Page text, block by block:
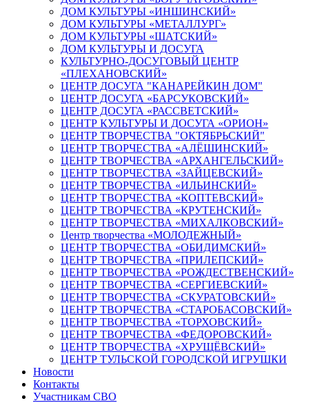
ДОМ КУЛЬТУРЫ «ИНШИНСКИЙ»
ДОМ КУЛЬТУРЫ «МЕТАЛЛУРГ»
ДОМ КУЛЬТУРЫ «ШАТСКИЙ»
ДОМ КУЛЬТУРЫ И ДОСУГА
КУЛЬТУРНО-ДОСУГОВЫЙ ЦЕНТР
«ПЛЕХАНОВСКИЙ»
ЦЕНТР ДОСУГА "КАНАРЕЙКИН ДОМ"
ЦЕНТР ДОСУГА «БАРСУКОВСКИЙ»
ЦЕНТР ДОСУГА «РАССВЕТСКИЙ»
ЦЕНТР КУЛЬТУРЫ И ДОСУГА «ОРИОН»
ЦЕНТР ТВОРЧЕСТВА "ОКТЯБРЬСКИЙ"
ЦЕНТР ТВОРЧЕСТВА «АЛЁШИНСКИЙ»
ЦЕНТР ТВОРЧЕСТВА «АРХАНГЕЛЬСКИЙ»
ЦЕНТР ТВОРЧЕСТВА «ЗАЙЦЕВСКИЙ»
ЦЕНТР ТВОРЧЕСТВА «ИЛЬИНСКИЙ»
ЦЕНТР ТВОРЧЕСТВА «КОПТЕВСКИЙ»
ЦЕНТР ТВОРЧЕСТВА «КРУТЕНСКИЙ»
ЦЕНТР ТВОРЧЕСТВА «МИХАЛКОВСКИЙ»
Центр творчества «МОЛОДЕЖНЫЙ»
ЦЕНТР ТВОРЧЕСТВА «ОБИДИМСКИЙ»
ЦЕНТР ТВОРЧЕСТВА «ПРИЛЕПСКИЙ»
ЦЕНТР ТВОРЧЕСТВА «РОЖДЕСТВЕНСКИЙ»
ЦЕНТР ТВОРЧЕСТВА «СЕРГИЕВСКИЙ»
ЦЕНТР ТВОРЧЕСТВА «СКУРАТОВСКИЙ»
ЦЕНТР ТВОРЧЕСТВА «СТАРОБАСОВСКИЙ»
ЦЕНТР ТВОРЧЕСТВА «ТОРХОВСКИЙ»
ЦЕНТР ТВОРЧЕСТВА «ФЕДОРОВСКИЙ»
ЦЕНТР ТВОРЧЕСТВА «ХРУЩЁВСКИЙ»
ЦЕНТР ТУЛЬСКОЙ ГОРОДСКОЙ ИГРУШКИ
Новости
Контакты
Участникам СВО